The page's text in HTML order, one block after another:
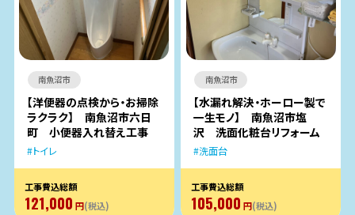
南魚沼市
【洋便器の点検から・お掃除
ラクラク】 南魚沼市六日
町 小便器入れ替え工事
トイレ
工事費込総額
121,000 円(税込)
南魚沼市
【水漏れ解決・ホーロー製で
一生モノ】 南魚沼市塩
沢 洗面化粧台リフォーム
洗面台
工事費込総額
105,000 円(税込)